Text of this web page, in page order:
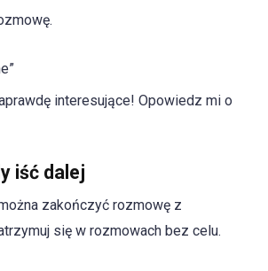
interesujące! Opowiedz mi o
iść dalej
zakończyć rozmowę z
się w rozmowach bez celu.